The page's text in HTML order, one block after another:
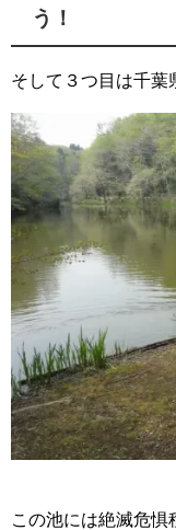
う！
そして３つ目は千葉
この池には絶滅危